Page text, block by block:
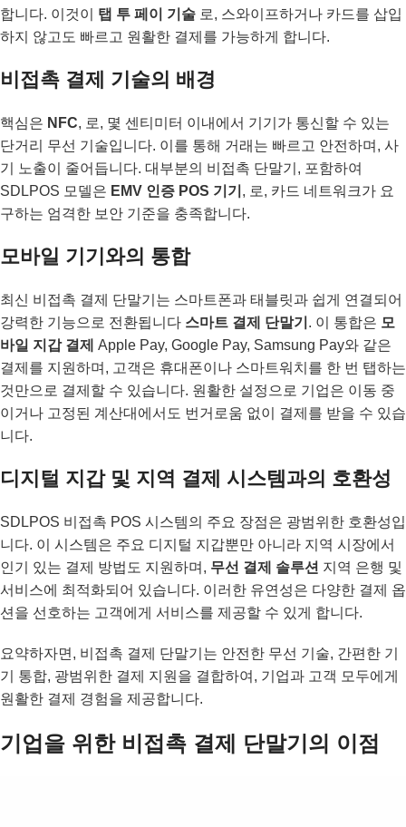
합니다. 이것이 탭 투 페이 기술 로, 스와이프하거나 카드를 삽입
하지 않고도 빠르고 원활한 결제를 가능하게 합니다.
비접촉 결제 기술의 배경
핵심은 NFC, 로, 몇 센티미터 이내에서 기기가 통신할 수 있는
단거리 무선 기술입니다. 이를 통해 거래는 빠르고 안전하며, 사
기 노출이 줄어듭니다. 대부분의 비접촉 단말기, 포함하여
SDLPOS 모델은 EMV 인증 POS 기기 , 로, 카드 네트워크가 요
구하는 엄격한 보안 기준을 충족합니다.
모바일 기기와의 통합
최신 비접촉 결제 단말기는 스마트폰과 태블릿과 쉽게 연결되어
강력한 기능으로 전환됩니다 스마트 결제 단말기 . 이 통합은 모
바일 지갑 결제 Apple Pay, Google Pay, Samsung Pay와 같은
결제를 지원하며, 고객은 휴대폰이나 스마트워치를 한 번 탭하는
것만으로 결제할 수 있습니다. 원활한 설정으로 기업은 이동 중
이거나 고정된 계산대에서도 번거로움 없이 결제를 받을 수 있습
니다.
디지털 지갑 및 지역 결제 시스템과의 호환성
SDLPOS 비접촉 POS 시스템의 주요 장점은 광범위한 호환성입
니다. 이 시스템은 주요 디지털 지갑뿐만 아니라 지역 시장에서
인기 있는 결제 방법도 지원하며, 무선 결제 솔루션 지역 은행 및
서비스에 최적화되어 있습니다. 이러한 유연성은 다양한 결제 옵
션을 선호하는 고객에게 서비스를 제공할 수 있게 합니다.
요약하자면, 비접촉 결제 단말기는 안전한 무선 기술, 간편한 기
기 통합, 광범위한 결제 지원을 결합하여, 기업과 고객 모두에게
원활한 결제 경험을 제공합니다.
기업을 위한 비접촉 결제 단말기의 이점